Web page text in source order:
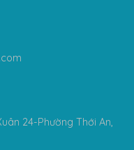
24-Phường Thới An,